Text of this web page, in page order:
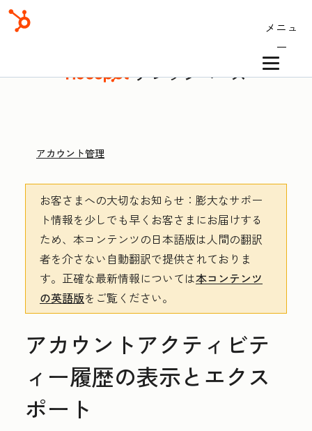
メニュ
ー
ナレッジベース
アカウント管理
お客さまへの大切なお知らせ ：膨大なサポー
ト情報を少しでも早くお客さまにお届けする
ため、本コンテンツの日本語版は人間の翻訳
者を介さない自動翻訳で提供されておりま
す。 正確な最新情報については本コンテンツ
の英語版をご覧ください。
アカウントアクティビテ
ィー履歴の表示とエクス
ポート